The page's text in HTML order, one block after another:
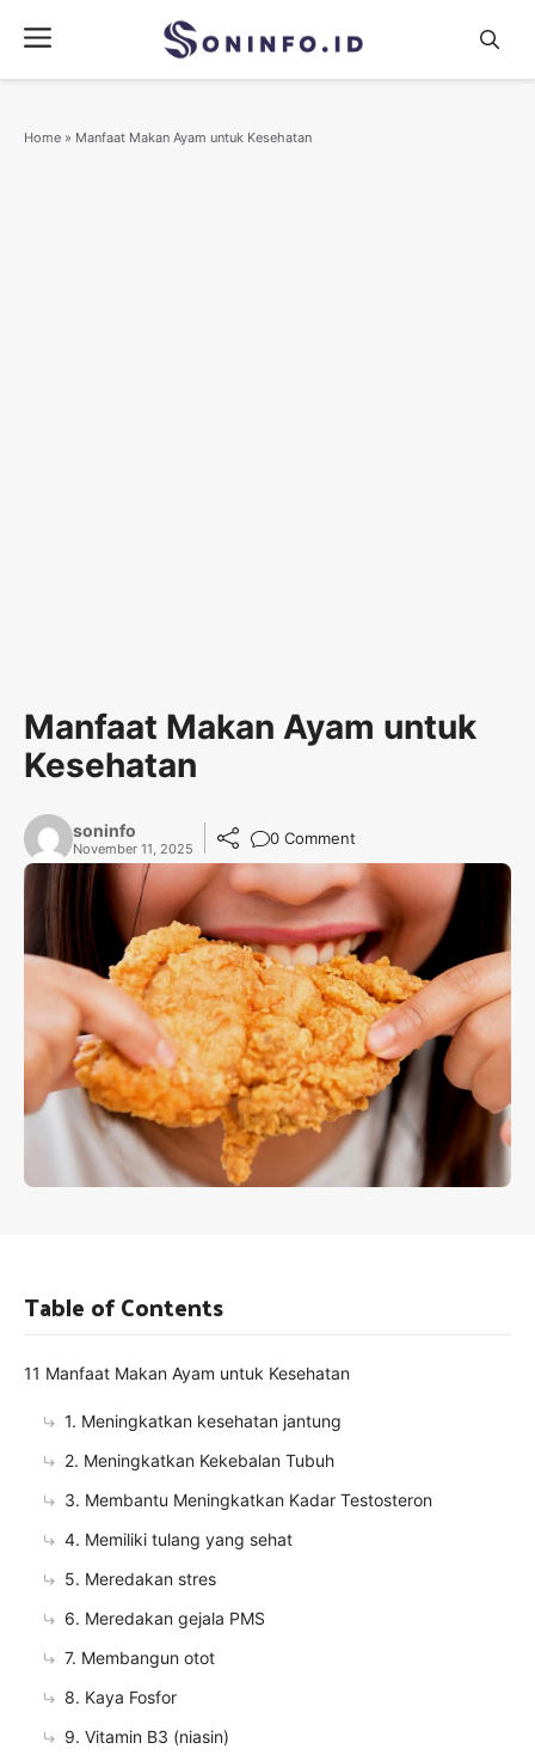
content
Menu
Home » Manfaat Makan Ayam untuk Kesehatan
Manfaat Makan Ayam untuk
Kesehatan
soninfo
November 11, 2025
0 Comment
Table of Contents
11 Manfaat Makan Ayam untuk Kesehatan
1. Meningkatkan kesehatan jantung
2. Meningkatkan Kekebalan Tubuh
3. Membantu Meningkatkan Kadar Testosteron
4. Memiliki tulang yang sehat
5. Meredakan stres
6. Meredakan gejala PMS
7. Membangun otot
8. Kaya Fosfor
9. Vitamin B3 (niasin)